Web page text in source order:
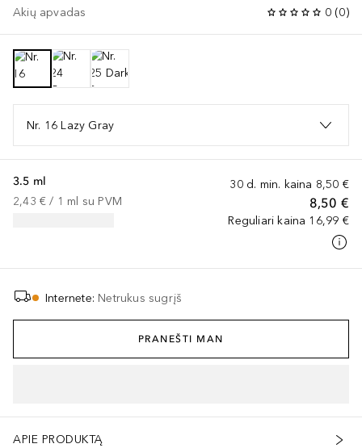
Akių apvadas 0 (0)
Nr. 16 Lazy Gray
30 d. min. kaina 8,50 €
8,50 €
Reguliari kaina 16,99 €
3.5 ml
2,43 € / 1 ml su PVM
Internete: Netrukus sugrįš
PRANEŠTI MAN
APIE PRODUKTĄ